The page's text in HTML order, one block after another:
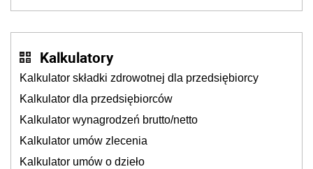
Kalkulatory
Kalkulator składki zdrowotnej dla przedsiębiorcy
Kalkulator dla przedsiębiorców
Kalkulator wynagrodzeń brutto/netto
Kalkulator umów zlecenia
Kalkulator umów o dzieło